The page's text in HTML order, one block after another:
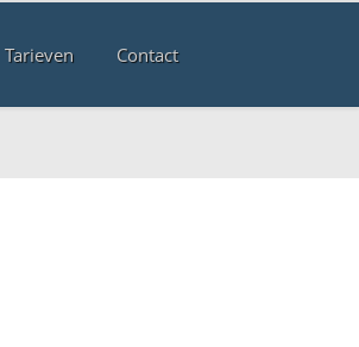
Tarieven Contact